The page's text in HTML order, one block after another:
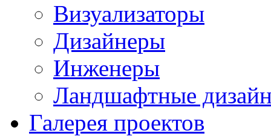
Визуализаторы
Дизайнеры
Инженеры
Ландшафтные
Галерея проектов